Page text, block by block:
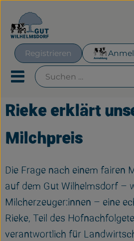
Registrieren
Mobiles Menu
Geplante Kisten
Frisches für´s Büro
Hofeigenes
Neues & Aktionen
Obst & Gemüse
Frisches
Rieke erklärt
Milchpreis
Die Frage nach einem fairen
auf dem Gut Wilhelmsdorf –
Milcherzeuger:innen – eine
Rieke, Teil des
verantwortlich für